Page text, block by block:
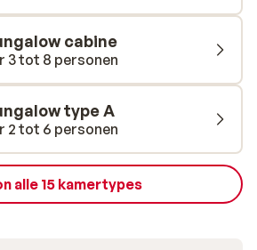
cabine
3 tot 8 personen
type A
2 tot 6 personen
alle 15 kamertypes